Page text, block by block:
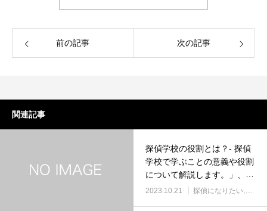
前の記事 次の記事
関連記事
探偵学校の役割とは？- 探偵
学校で学ぶことの意義や役割
について解説します。」、
「探偵学校の選び方とポイン
2023.10.21 探偵になりたい